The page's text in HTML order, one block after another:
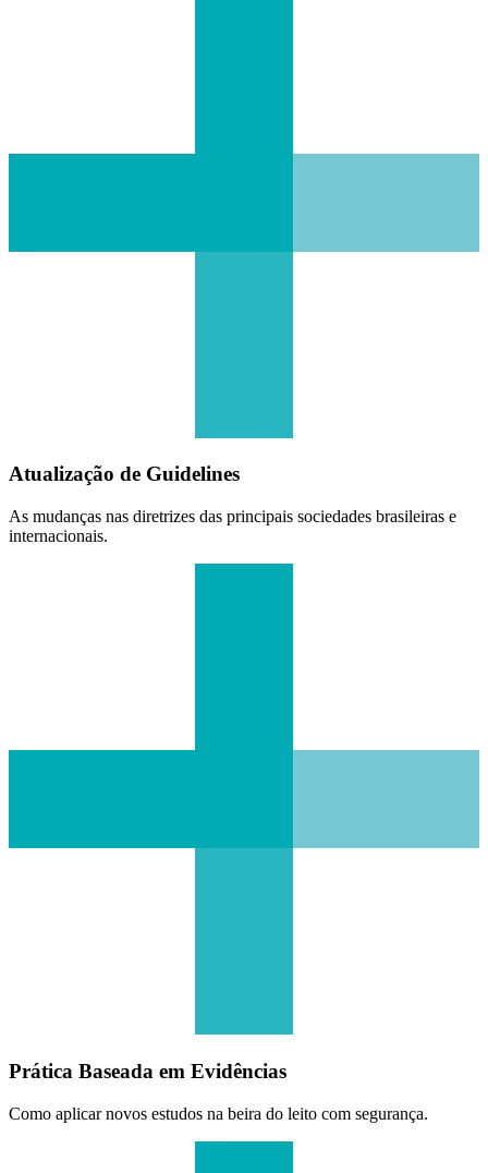
Atualização de Guidelines
As mudanças nas diretrizes das principais sociedades brasileiras e
internacionais.
Prática Baseada em Evidências
Como aplicar novos estudos na beira do leito com segurança.